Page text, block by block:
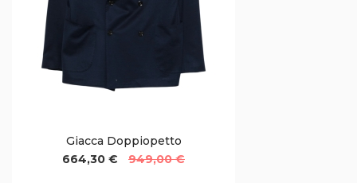
Giacca Doppiopetto
664,30 €
949,00 €